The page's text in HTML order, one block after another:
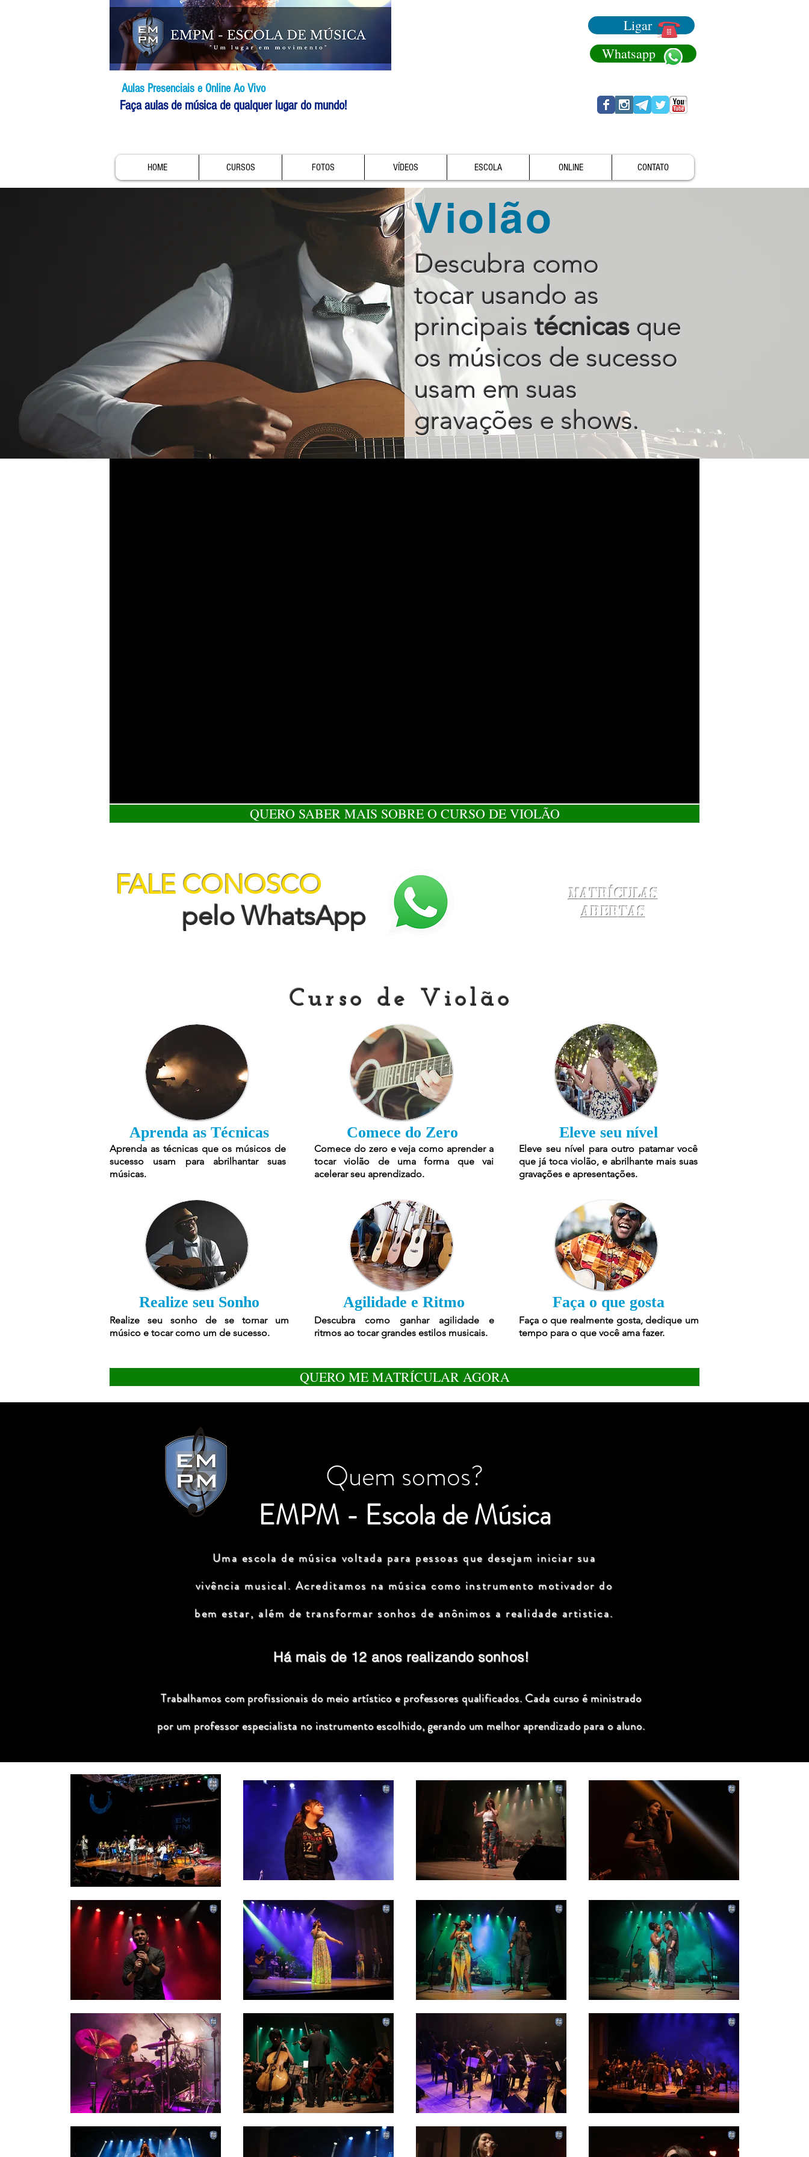
Ligar
Whatsapp
Aulas Presenciais e Online Ao Vivo
Faça aulas de música de qualquer lugar do mundo!
HOME CURSOS FOTOS VÍDEOS ESCOLA ONLINE CONTATO
Violão
Descubra como
tocar usando as
principaistécnicas que
os músicos de sucesso
usam em suas
gravações e shows.
QUERO SABER MAIS SOBRE O CURSO DE VIOLÃO
FALE CONOSCO
pelo WhatsApp
Matrículas
Abertas
Curso de Violão
Aprenda as Técnicas
Aprenda as técnicas que os músicos de
sucesso usam para abrilhantar suas
músicas.
Realize seu Sonho
Realize seu sonho de se tornar um
músico e tocar como um de sucesso.
Comece do Zero
Comece do zero e veja como aprender a
tocar violão de uma forma que vai
acelerar seu aprendizado.
Agilidade e Ritmo
Descubra como ganhar agilidade e
ritmos ao tocar grandes estilos musicais.
Eleve seu nível
Eleve seu nível para outro patamar você
que já toca violão, e abrilhante mais suas
gravações e apresentações.
Faça o que gosta
Faça o que realmente gosta, dedique um
tempo para o que você ama fazer.
QUERO ME MATRÍCULAR AGORA
Quem somos?
EMPM - Escola de Música
Uma escola de música voltada para pessoas que desejam iniciar sua
vivência musical. Acreditamos na música como instrumento motivador do
bem estar, além de transformar sonhos de anônimos a realidade artistica.
Há mais de 12 anos realizando sonhos!
Trabalhamos com profissionais do meio artístico e professores qualificados. Cada curso é ministrado
por um professor especialista no instrumento escolhido, gerando um melhor aprendizado para o aluno.